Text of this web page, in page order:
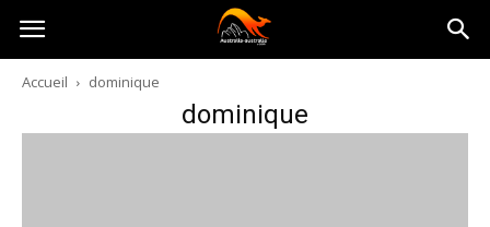
Australia-
australie.com
Accueil dominique
dominique